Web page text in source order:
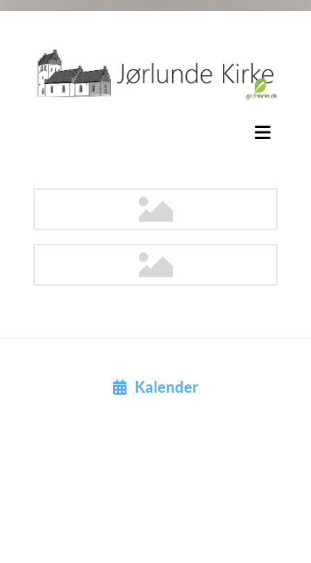
Kalender